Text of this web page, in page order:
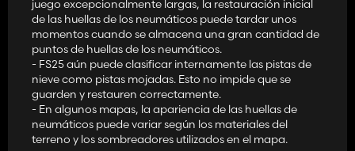
juego excepcionalmente largas, la restauración inicial
de las huellas de los neumáticos puede tardar unos
momentos cuando se almacena una gran cantidad de
puntos de huellas de los neumáticos.
- FS25 aún puede clasificar internamente las pistas de
nieve como pistas mojadas. Esto no impide que se
guarden y restauren correctamente.
- En algunos mapas, la apariencia de las huellas de
neumáticos puede variar según los materiales del
terreno y los sombreadores utilizados en el mapa.